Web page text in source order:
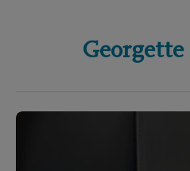
Georgette